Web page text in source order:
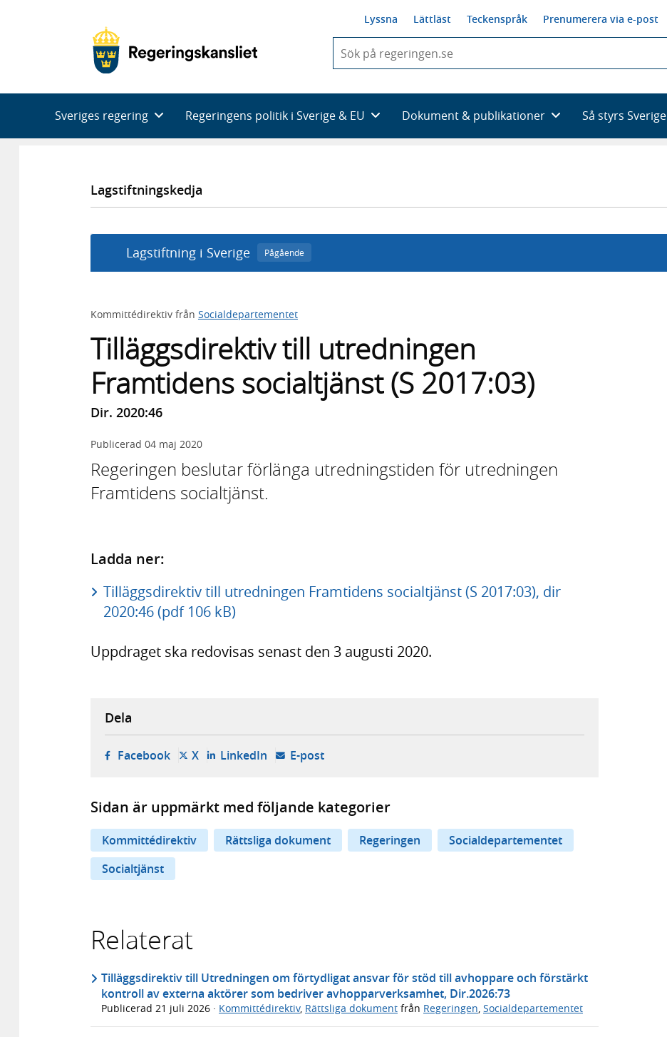
Lyssna Lättläst Teckenspråk Prenumerera via e-post
du
skriva
framträder
en
Sveriges regering Regeringens politik i Sverige & EU Dokument & publikationer Så styrs Sverige
Lagstiftningskedja
Lagstiftning i Sverige Pågående
Kommittédirektiv från Socialdepartementet
Tilläggsdirektiv till utredningen
Framtidens socialtjänst (S 2017:03)
Dir. 2020:46
Publicerad 04 maj 2020
Regeringen beslutar förlänga utredningstiden för utredningen
Framtidens socialtjänst.
Ladda ner:
Tilläggsdirektiv till utredningen Framtidens socialtjänst (S 2017:03), dir
2020:46 (pdf 106 kB)
Uppdraget ska redovisas senast den 3 augusti 2020.
Dela
Facebook- öppnas i ny flik, extern webbplats,
X- öppnas i ny flik, extern webbplats,
LinkedIn- öppnas i ny flik, extern webbplats,
E-post- öppnar din e-postklient,
Sidan är uppmärkt med följande kategorier
Kommittédirektiv Rättsliga dokument Regeringen
Socialdepartementet
Socialtjänst
Relaterat
Tilläggsdirektiv till Utredningen om förtydligat ansvar för stöd till avhoppare och förstärkt
kontroll av externa aktörer som bedriver avhopparverksamhet, Dir.2026:73
Publicerad 21 juli 2026 · Kommittédirektiv, Rättsliga dokument från Regeringen, Socialdepartementet